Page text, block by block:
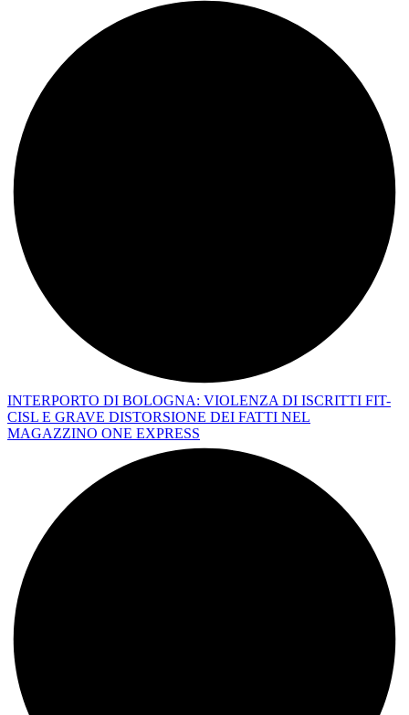
INTERPORTO DI BOLOGNA: VIOLENZA DI ISCRITTI FIT-
CISL E GRAVE DISTORSIONE DEI FATTI NEL
MAGAZZINO ONE EXPRESS